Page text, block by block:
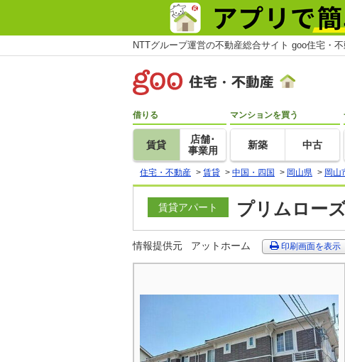
NTTグループ運営の不動産総合サイト goo住宅・不
借りる
賃貸
店舗･
事業用
マンションを買う
新築 中古
住宅・不動産 > 賃貸 > 中国・四国 > 岡山県 > 岡山
賃貸アパート プリムロー
情報提供元 アットホーム 印刷画面を表示